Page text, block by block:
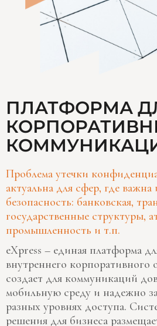
ПЛАТФОРМА
Проблема утечки
актуальна для сфер, где
безопасность: банковская,
государственные структуры,
промышленность и т.п.
eXpress – единая платформа
внутреннего корпоративного
создает для коммуникаций
мобильную среду и надежно
разных уровнях доступа.
решения для бизнеса